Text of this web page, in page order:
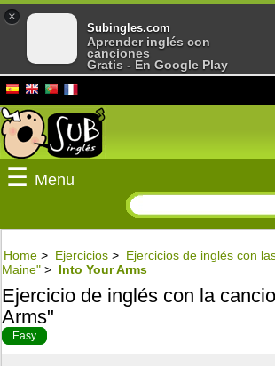
☰ Menu
Home > Ejercicios > Ejercicios de inglés con
Maine" > Into Your Arms
Ejercicio de inglés con la
Arms"
Easy
×
Subingles.com
Aprender inglés con
canciones
Gratis - En Google Play